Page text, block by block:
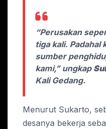
“Perusakan
tiga kali. Padahal
sumber
kami,” ungkap
Kali Gedang.
Menurut Sukarto,
desanya bekerja